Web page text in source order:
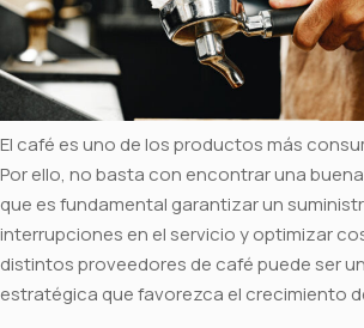
El café es uno de los productos más
Por ello, no basta con encontrar una
que es fundamental garantizar un
interrupciones en el servicio y optimizar
distintos proveedores de café puede ser
estratégica que favorezca el crecimiento